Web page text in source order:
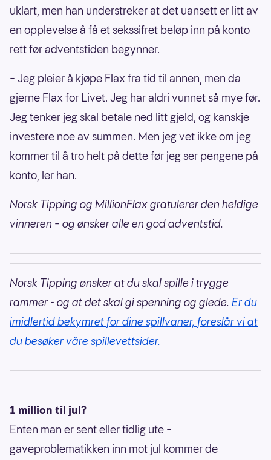
uklart, men han understreker at det uansett er litt av
en opplevelse å få et sekssifret beløp inn på konto
rett før adventstiden begynner.
– Jeg pleier å kjøpe Flax fra tid til annen, men da
gjerne Flax for Livet. Jeg har aldri vunnet så mye før.
Jeg tenker jeg skal betale ned litt gjeld, og kanskje
investere noe av summen. Men jeg vet ikke om jeg
kommer til å tro helt på dette før jeg ser pengene på
konto, ler han.
Norsk Tipping og MillionFlax gratulerer den heldige
vinneren – og ønsker alle en god adventstid.
Norsk Tipping ønsker at du skal spille i trygge
rammer - og at det skal gi spenning og glede. Er du
imidlertid bekymret for dine spillvaner, foreslår vi at
du besøker våre spillevettsider.
1 million til jul?
Enten man er sent eller tidlig ute –
gaveproblematikken inn mot jul kommer de